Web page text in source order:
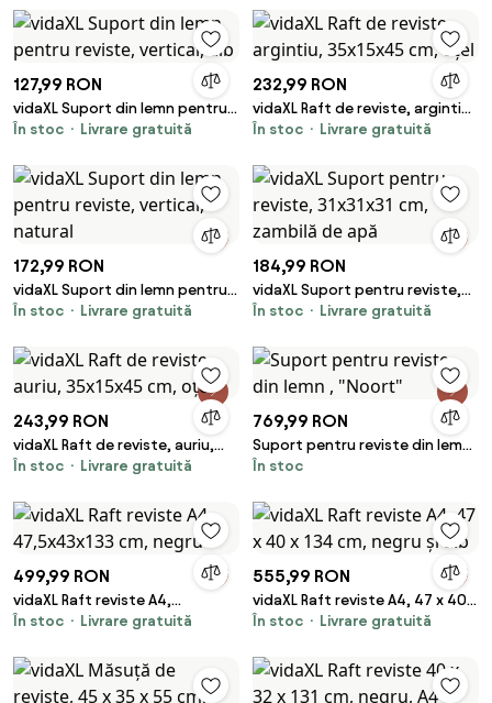
127,99 RON
vidaXL Suport din lemn pentru
reviste, vertical, alb
În stoc Livrare gratuită
232,99 RON
vidaXL Raft de reviste, argintiu,
35x15x45 cm, oțel
În stoc Livrare gratuită
172,99 RON
vidaXL Suport din lemn pentru
reviste, vertical, natural
În stoc Livrare gratuită
184,99 RON
vidaXL Suport pentru reviste,
31x31x31 cm, zambilă de apă
În stoc Livrare gratuită
243,99 RON
vidaXL Raft de reviste, auriu,
35x15x45 cm, oțel
În stoc Livrare gratuită
769,99 RON
Suport pentru reviste din lemn ,
"Noort"
În stoc
499,99 RON
vidaXL Raft reviste A4,
47,5x43x133 cm, negru
În stoc Livrare gratuită
555,99 RON
vidaXL Raft reviste A4, 47 x 40 x
134 cm, negru și alb
În stoc Livrare gratuită